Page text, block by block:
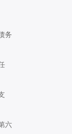
务
六